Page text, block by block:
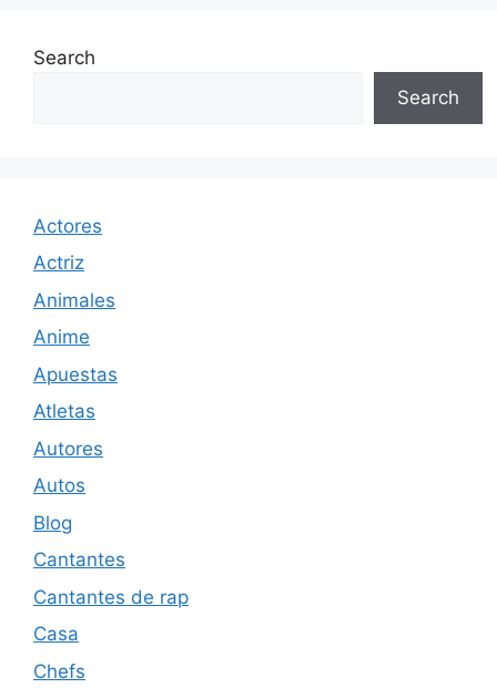
Search
Search
Actores
Actriz
Animales
Anime
Apuestas
Atletas
Autores
Autos
Blog
Cantantes
Cantantes de rap
Casa
Chefs